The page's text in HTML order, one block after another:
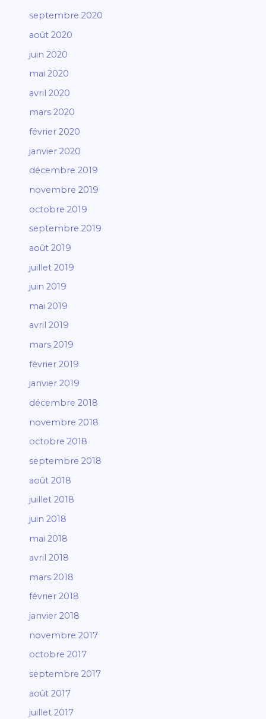
septembre 2020
août 2020
juin 2020
mai 2020
avril 2020
mars 2020
février 2020
janvier 2020
décembre 2019
novembre 2019
octobre 2019
septembre 2019
août 2019
juillet 2019
juin 2019
mai 2019
avril 2019
mars 2019
février 2019
janvier 2019
décembre 2018
novembre 2018
octobre 2018
septembre 2018
août 2018
juillet 2018
juin 2018
mai 2018
avril 2018
mars 2018
février 2018
janvier 2018
novembre 2017
octobre 2017
septembre 2017
août 2017
juillet 2017